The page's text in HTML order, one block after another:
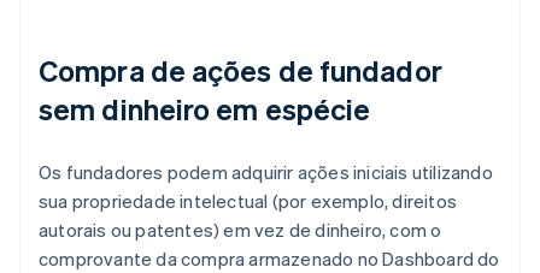
Compra de ações de fundador
sem dinheiro em espécie
Os fundadores podem adquirir ações iniciais utilizando
sua propriedade intelectual (por exemplo, direitos
autorais ou patentes) em vez de dinheiro, com o
comprovante da compra armazenado no Dashboard do